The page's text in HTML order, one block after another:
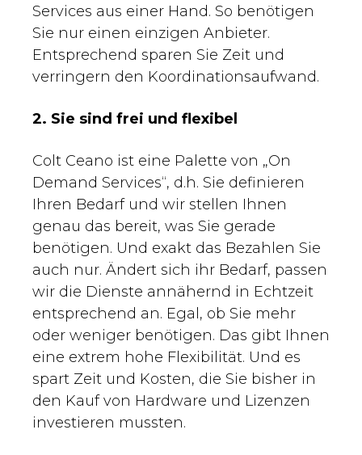
Services aus einer Hand. So benötigen
Sie nur einen einzigen Anbieter.
Entsprechend sparen Sie Zeit und
verringern den Koordinationsaufwand.
2. Sie sind frei und flexibel
Colt Ceano ist eine Palette von „On
Demand Services“, d.h. Sie definieren
Ihren Bedarf und wir stellen Ihnen
genau das bereit, was Sie gerade
benötigen. Und exakt das Bezahlen Sie
auch nur. Ändert sich ihr Bedarf, passen
wir die Dienste annähernd in Echtzeit
entsprechend an. Egal, ob Sie mehr
oder weniger benötigen. Das gibt Ihnen
eine extrem hohe Flexibilität. Und es
spart Zeit und Kosten, die Sie bisher in
den Kauf von Hardware und Lizenzen
investieren mussten.